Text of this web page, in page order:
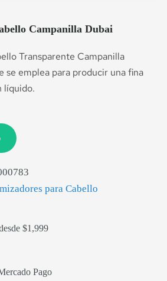
Campanilla Dubai
Transparente Campanilla
se emplea para producir una fina
líquido.
para Cabello
$1,999
Pago